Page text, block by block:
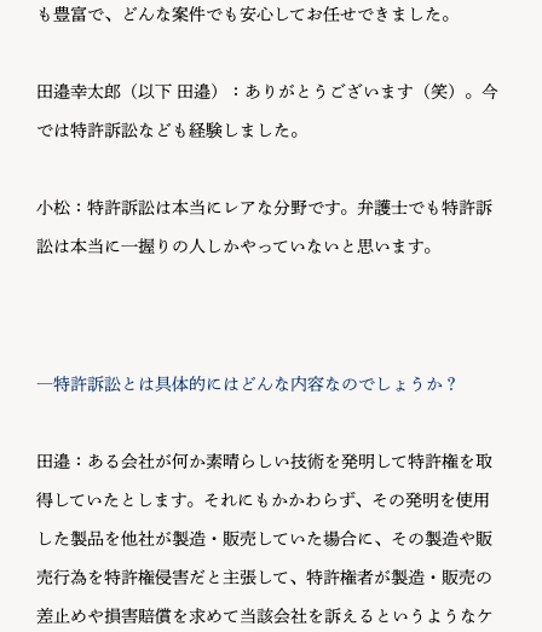
も豊富で、どんな案件でも安心してお任せできました。
田邉幸太郎（以下 田邉）：ありがとうございます（笑）。今
では特許訴訟なども経験しました。
小松：特許訴訟は本当にレアな分野です。弁護士でも特許訴
訟は本当に一握りの人しかやっていないと思います。
―特許訴訟とは具体的にはどんな内容なのでしょうか？
田邉：ある会社が何か素晴らしい技術を発明して特許権を取
得していたとします。それにもかかわらず、その発明を使用
した製品を他社が製造・販売していた場合に、その製造や販
売行為を特許権侵害だと主張して、特許権者が製造・販売の
差止めや損害賠償を求めて当該会社を訴えるというようなケ